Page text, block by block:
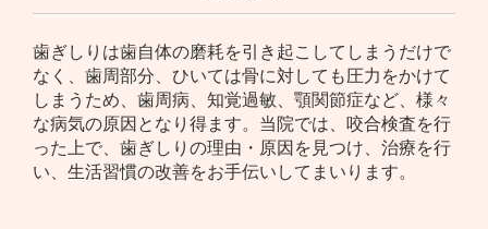
歯ぎしりは歯自体の磨耗を引き起こしてしまうだけで
なく、歯周部分、ひいては骨に対しても圧力をかけて
しまうため、歯周病、知覚過敏、顎関節症など、様々
な病気の原因となり得ます。当院では、咬合検査を行
った上で、歯ぎしりの理由・原因を見つけ、治療を行
い、生活習慣の改善をお手伝いしてまいります。